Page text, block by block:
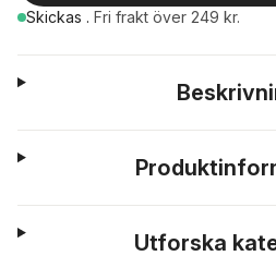
Skickas . Fri frakt över 249 kr.
Utforska